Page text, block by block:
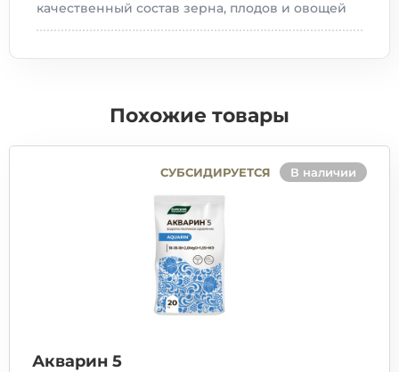
качественный состав зерна, плодов и овощей
Похожие товары
СУБСИДИРУЕТСЯ В наличии
Акварин 5